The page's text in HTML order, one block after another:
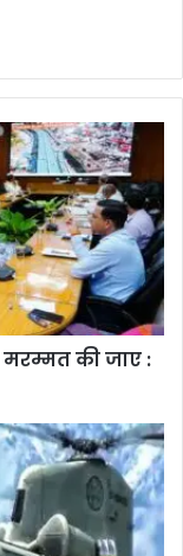
की जाए :